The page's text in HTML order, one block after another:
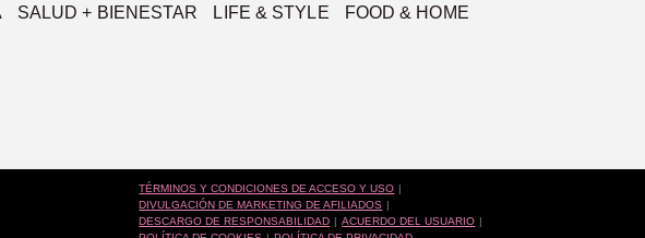
SALUD + BIENESTAR LIFE & STYLE FOOD & HOME
TÉRMINOS Y CONDICIONES DE ACCESO Y USO
DIVULGACIÓN DE MARKETING DE AFILIADOS
DESCARGO DE RESPONSABILIDAD
ACUERDO DEL USUARIO